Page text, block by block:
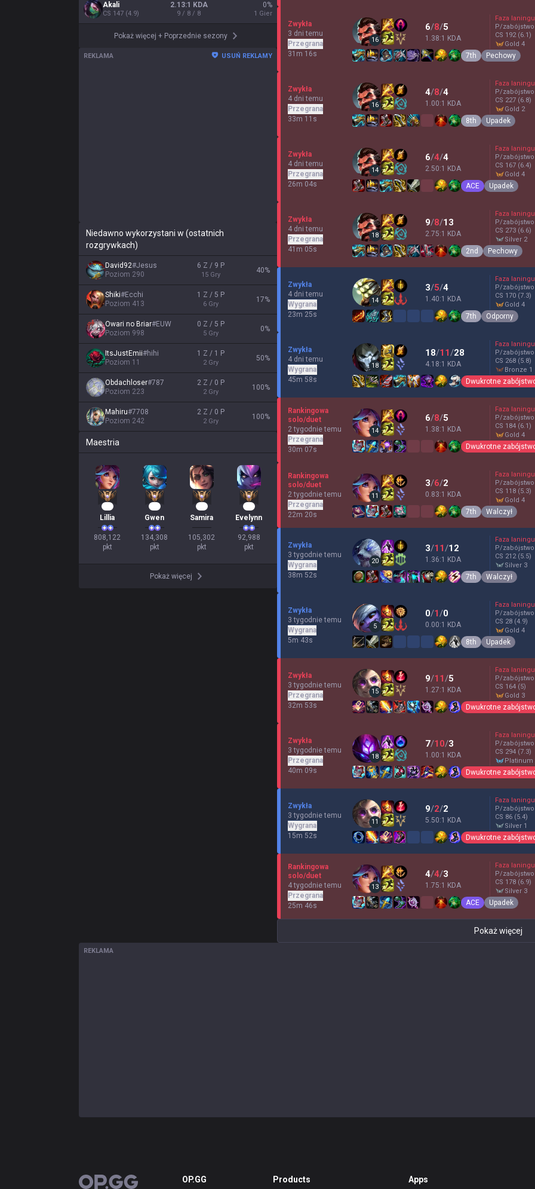
Akali
CS 147 (4.9)
2.13:1 KDA
9 / 8 / 8
0%
1 Gier
Pokaż więcej + Poprzednie sezony
REKLAMA USUŃ REKLAMY
Niedawno wykorzystani w (ostatnich
rozgrywkach)
David92#Jesus
Poziom 290
6 Z / 9 P
15 Gry
40%
Shiki#Ecchi
Poziom 413
1 Z / 5 P
6 Gry
17%
Owari no Briar#EUW
Poziom 998
0 Z / 5 P
5 Gry
0%
ItsJustEmii#hihi
Poziom 11
1 Z / 1 P
2 Gry
50%
Obdachloser#787
Poziom 223
2 Z / 0 P
2 Gry
100%
Mahiru#7708
Poziom 242
2 Z / 0 P
2 Gry
100%
Maestria
Lillia
808,122
pkt
Gwen
134,308
pkt
Samira
105,302
pkt
Evelynn
92,988
pkt
Pokaż więcej
Zwykła
3 dni temu
Przegrana
31m 16s
16
6/8/5
1.38:1 KDA
Faza laningu
P/zabójstwo
CS 192 (6.1)
gold 4
7th Pechowy
Zwykła
4 dni temu
Przegrana
33m 11s
16
4/8/4
1.00:1 KDA
Faza laningu
P/zabójstwo
CS 227 (6.8)
gold 2
8th Upadek
Zwykła
4 dni temu
Przegrana
26m 04s
14
6/4/4
2.50:1 KDA
Faza laningu
P/zabójstwo
CS 167 (6.4)
gold 4
ACE Upadek
Zwykła
4 dni temu
Przegrana
41m 05s
18
9/8/13
2.75:1 KDA
Faza laningu
P/zabójstwo
CS 273 (6.6)
silver 2
2nd Pechowy
Zwykła
4 dni temu
Wygrana
23m 25s
14
3/5/4
1.40:1 KDA
Faza laningu
P/zabójstwo
CS 170 (7.3)
gold 4
7th Odporny
Zwykła
4 dni temu
Wygrana
45m 58s
18
18/11/28
4.18:1 KDA
Faza laningu
P/zabójstwo
CS 268 (5.8)
bronze 1
Dwukrotne
Rankingowa
solo/duet
2 tygodnie temu
Przegrana
30m 07s
14
6/8/5
1.38:1 KDA
Faza laningu
P/zabójstwo
CS 184 (6.1)
gold 4
Dwukrotne
Rankingowa
solo/duet
2 tygodnie temu
Przegrana
22m 20s
11
3/6/2
0.83:1 KDA
Faza laningu
P/zabójstwo
CS 118 (5.3)
gold 4
7th Walczył
Zwykła
3 tygodnie temu
Wygrana
38m 52s
20
3/11/12
1.36:1 KDA
Faza laningu
P/zabójstwo
CS 212 (5.5)
silver 3
7th Walczył
Zwykła
3 tygodnie temu
Wygrana
5m 43s
5
0/1/0
0.00:1 KDA
Faza laningu
P/zabójstwo
CS 28 (4.9)
gold 4
8th Upadek
Zwykła
3 tygodnie temu
Przegrana
32m 53s
15
9/11/5
1.27:1 KDA
Faza laningu
P/zabójstwo
CS 164 (5)
gold 3
Dwukrotne
Zwykła
3 tygodnie temu
Przegrana
40m 09s
18
7/10/3
1.00:1 KDA
Faza laningu
P/zabójstwo
CS 294 (7.3)
platinum
Dwukrotne
Zwykła
3 tygodnie temu
Wygrana
15m 52s
11
9/2/2
5.50:1 KDA
Faza laningu
P/zabójstwo
CS 86 (5.4)
silver 1
Dwukrotne
Rankingowa
solo/duet
4 tygodnie temu
Przegrana
25m 46s
13
4/4/3
1.75:1 KDA
Faza laningu
P/zabójstwo
CS 178 (6.9)
silver 3
ACE Upadek
Pokaż więcej
REKLAMA
OP.GG OP.GG Products Apps